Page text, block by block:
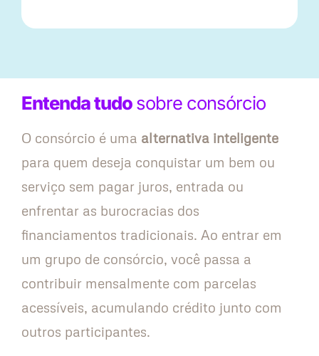
Entenda tudosobre consórcio
O consórcio é uma alternativa inteligente
para quem deseja conquistar um bem ou
serviço sem pagar juros, entrada ou
enfrentar as burocracias dos
financiamentos tradicionais. Ao entrar em
um grupo de consórcio, você passa a
contribuir mensalmente com parcelas
acessíveis, acumulando crédito junto com
outros participantes.